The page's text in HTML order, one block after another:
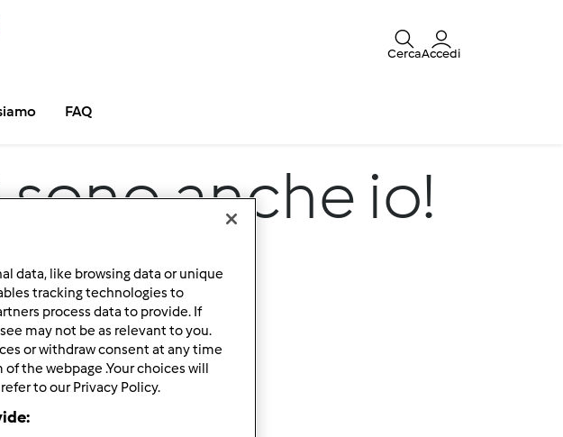
CercaAccedi
FAQ
sono anche io!
per pagina:
data, like browsing data or unique
tracking technologies to
process data to provide. If
may not be as relevant to you.
or withdraw consent at any time
the webpage .Your choices will
to our Privacy Policy.